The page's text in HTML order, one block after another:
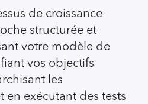
de croissance
structurée et
votre modèle de
vos objectifs
les
en exécutant des tests